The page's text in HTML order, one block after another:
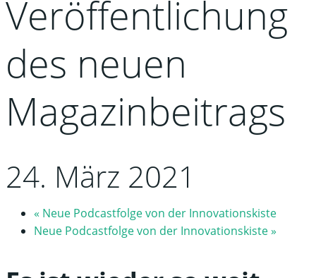
Veröffentlichung
des neuen
Magazinbeitrags
24. März 2021
« Neue Podcastfolge von der Innovationskiste
Neue Podcastfolge von der Innovationskiste»